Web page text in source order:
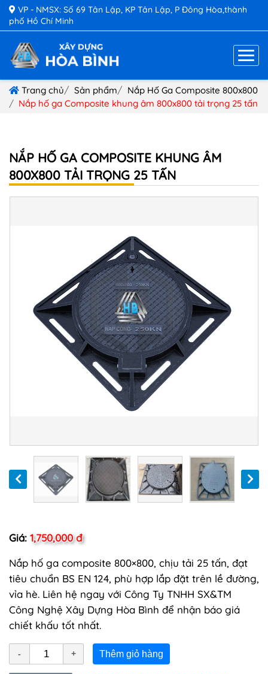
VP - NMSX: Số 69 Tân Lập, KP Tân Lập, P Đông Hòa,thành
phố Hồ Chí Minh
Trang chủ Sản phẩm
Nắp Hố Ga Composite 800x800
Nắp hố ga Composite khung âm 800x800 tải trọng 25 tấn
NẮP HỐ GA COMPOSITE KHUNG ÂM
800X800 TẢI TRỌNG 25 TẤN
Giá: 1,750,000 đ
Nắp hố ga composite 800×800, chịu tải 25 tấn, đạt
tiêu chuẩn BS EN 124, phù hợp lắp đặt trên lề đường,
vỉa hè. Liên hệ ngay với Công Ty TNHH SX&TM
Công Nghệ Xây Dựng Hòa Bình để nhận báo giá
chiết khấu tốt nhất.
Thêm giỏ hàng